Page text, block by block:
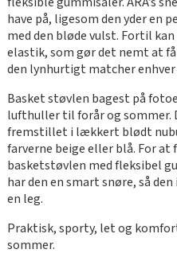
have på, ligesom den yder en
med den bløde vulst. Fortil
elastik, som gør det nemt at
den lynhurtigt matcher enhver
Basket støvlen bagest på
lufthuller til forår og sommer.
fremstillet i lækkert blødt
farverne beige eller blå. For
basketstøvlen med fleksibel
har den en smart snøre, så
en leg.
Praktisk, sporty, let og
sommer.